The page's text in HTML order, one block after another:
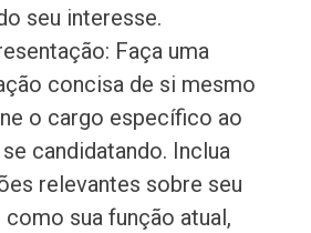
seu interesse.
Faça uma
concisa de si mesmo
o cargo específico ao
candidatando. Inclua
relevantes sobre seu
sua função atual,